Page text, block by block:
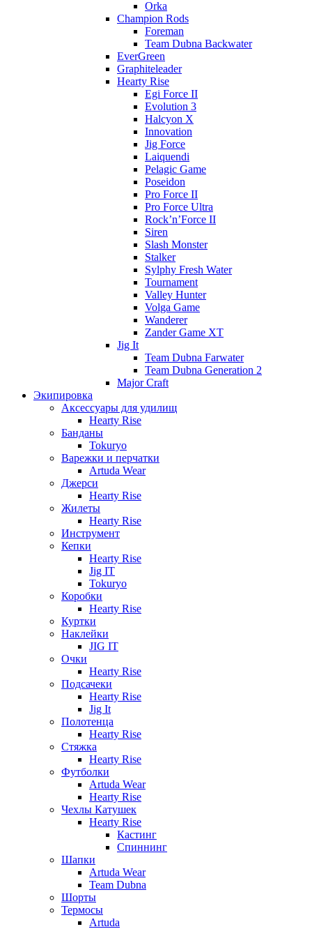
Orka
Champion Rods
Foreman
Team Dubna Backwater
EverGreen
Graphiteleader
Hearty Rise
Egi Force II
Evolution 3
Halcyon X
Innovation
Jig Force
Laiquendi
Pelagic Game
Poseidon
Pro Force II
Pro Force Ultra
Rock’n’Force II
Siren
Slash Monster
Stalker
Sylphy Fresh Water
Tournament
Valley Hunter
Volga Game
Wanderer
Zander Game XT
Jig It
Team Dubna Farwater
Team Dubna Generation 2
Major Craft
Экипировка
Аксессуары для удилищ
Hearty Rise
Банданы
Tokuryo
Варежки и перчатки
Artuda Wear
Джерси
Hearty Rise
Жилеты
Hearty Rise
Инструмент
Кепки
Hearty Rise
Jig IT
Tokuryo
Коробки
Hearty Rise
Куртки
Наклейки
JIG IT
Очки
Hearty Rise
Подсачеки
Hearty Rise
Jig It
Полотенца
Hearty Rise
Стяжка
Hearty Rise
Футболки
Artuda Wear
Hearty Rise
Чехлы Катушек
Hearty Rise
Кастинг
Спиннинг
Шапки
Artuda Wear
Team Dubna
Шорты
Термосы
Artuda